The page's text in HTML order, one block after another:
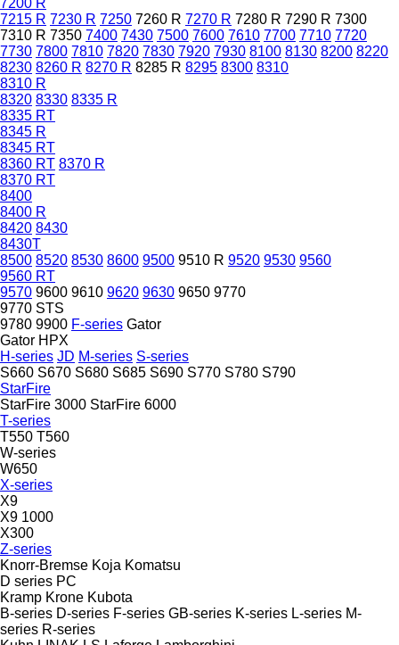
7215 R 7230 R 7250 7260 R 7270 R 7280 R 7290 R 7300
7310 R 7350 7400 7430 7500 7600 7610 7700 7710 7720
7730 7800 7810 7820 7830 7920 7930 8100 8130 8200 8220
8230 8260 R 8270 R 8285 R 8295 8300 8310
8310 R
8320 8330 8335 R
8335 RT
8345 R
8345 RT
8360 RT 8370 R
8370 RT
8400
8400 R
8420 8430
8430T
8500 8520 8530 8600 9500 9510 R 9520 9530 9560
9560 RT
9570 9600 9610 9620 9630 9650 9770
9770 STS
9780 9900 F-series Gator
Gator HPX
H-series JD M-series S-series
S660 S670 S680 S685 S690 S770 S780 S790
StarFire
StarFire 3000 StarFire 6000
T-series
T550 T560
W-series
W650
X-series
X9
X9 1000
X300
Z-series
Knorr-Bremse Koja Komatsu
D series PC
Kramp Krone Kubota
B-series D-series F-series GB-series K-series L-series M-
series R-series